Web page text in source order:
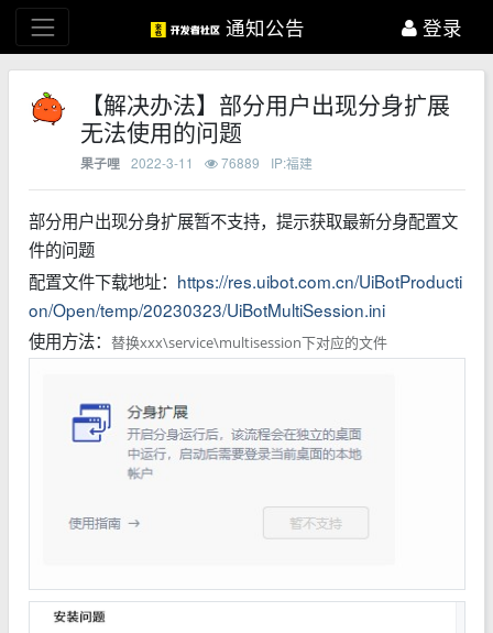
通知公告 登录
【解决办法】部分用户出现分身扩展
无法使用的问题
果子哩 2022-3-11 76889 IP:福建
部分用户出现分身扩展暂不支持，提示获取最新分身配置文
件的问题
配置文件下载地址： https://res.uibot.com.cn/UiBotProducti
on/Open/temp/20230323/UiBotMultiSession.ini
使用方法： 替换xxx\service\multisession下对应的文件